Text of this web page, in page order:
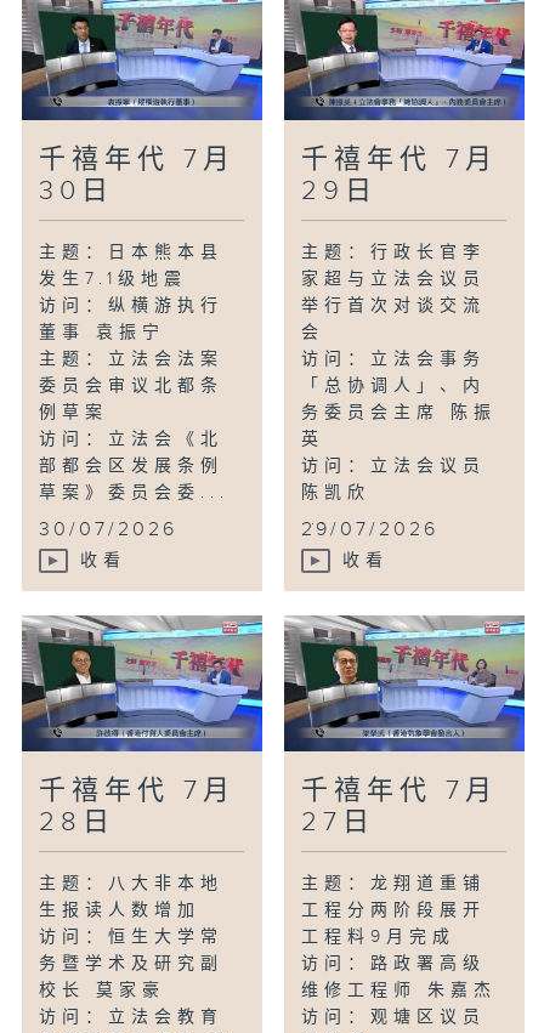
千禧年代 7月
30日
主题：日本熊本县
发生7.1级地震
访问：纵横游执行
董事 袁振宁
主题：立法会法案
委员会审议北都条
例草案
访问：立法会《北
部都会区发展条例
草案》委员会委...
30/07/2026
收看
千禧年代 7月
29日
主题：行政长官李
家超与立法会议员
举行首次对谈交流
会
访问：立法会事务
「总协调人」、内
务委员会主席 陈振
英
访问：立法会议员
陈凯欣
...
29/07/2026
收看
千禧年代 7月
28日
主题：八大非本地
生报读人数增加
访问：恒生大学常
务暨学术及研究副
校长 莫家豪
访问：立法会教育
千禧年代 7月
27日
主题：龙翔道重铺
工程分两阶段展开
工程料9月完成
访问：路政署高级
维修工程师 朱嘉杰
访问：观塘区议员